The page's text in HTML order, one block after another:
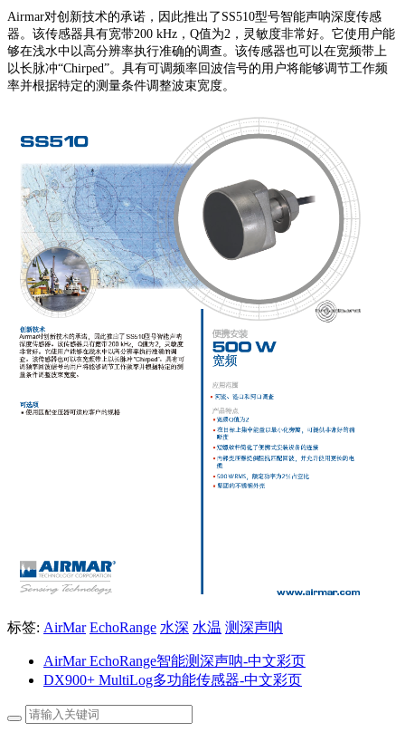
Airmar对创新技术的承诺，因此推出了SS510型号智能声呐深度传感
器。该传感器具有宽带200 kHz，Q值为2，灵敏度非常好。它使用户能
够在浅水中以高分辨率执行准确的调查。该传感器也可以在宽频带上
以长脉冲“Chirped”。具有可调频率回波信号的用户将能够调节工作频
率并根据特定的测量条件调整波束宽度。
标签: AirMar EchoRange 水深 水温 测深声呐
AirMar EchoRange智能测深声呐-中文彩页
DX900+ MultiLog多功能传感器-中文彩页